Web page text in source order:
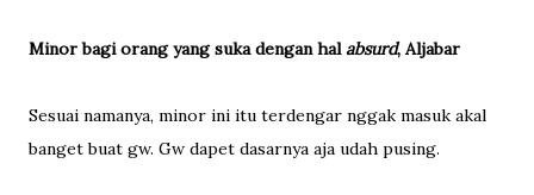
Minor bagi orang yang suka dengan hal absurd, Aljabar
Sesuai namanya, minor ini itu terdengar nggak masuk akal
banget buat gw. Gw dapet dasarnya aja udah pusing.